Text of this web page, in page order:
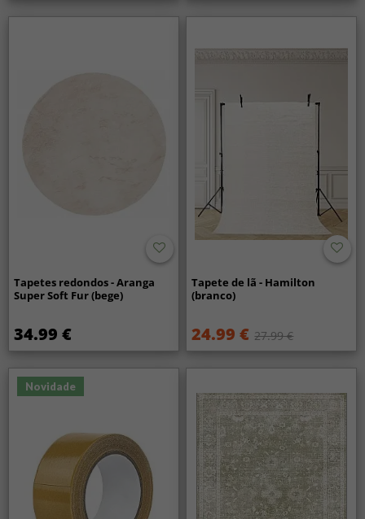
Tapetes redondos - Aranga
Super Soft Fur (bege)
34.99 €
Tapete de lã - Hamilton
(branco)
24.99 € 27.99 €
Novidade